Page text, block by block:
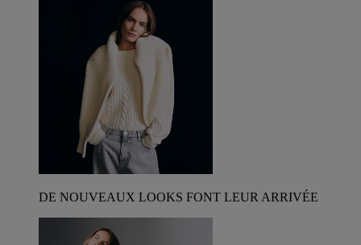
DE NOUVEAUX LOOKS FONT LEUR ARRIVÉE